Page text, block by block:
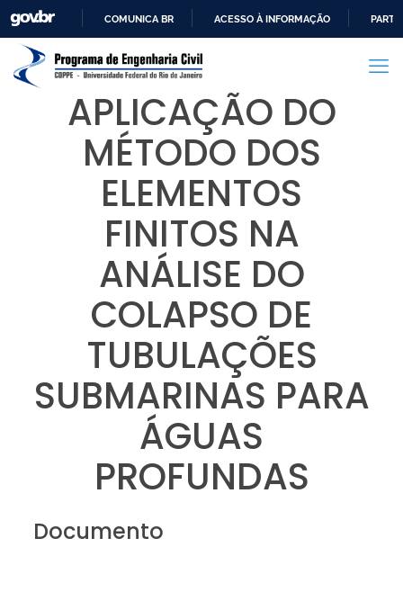
PARA
CONTEÚDO
COMUNICA BR ACESSO À INFORMAÇÃO
APLICAÇÃO DO
MÉTODO DOS
ELEMENTOS
FINITOS NA
ANÁLISE DO
COLAPSO DE
TUBULAÇÕES
SUBMARINAS PARA
ÁGUAS
PROFUNDAS
Documento